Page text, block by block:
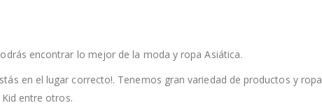
encontrar lo mejor de la moda y ropa Asiática.
en el lugar correcto!. Tenemos gran variedad de productos y ropa
entre otros.